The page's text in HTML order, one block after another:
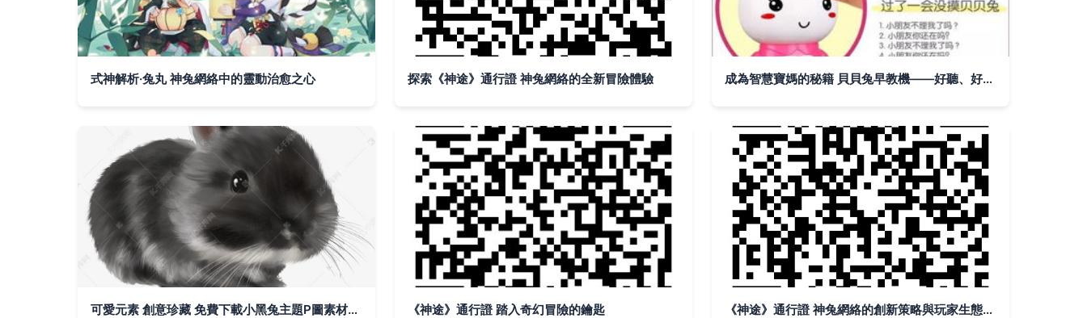
式神解析·兔丸 神兔網絡中的靈動治愈之心 探索《神途》通行證 神兔網絡的全新冒險體驗 成為智慧寶媽的秘籍 貝貝兔早教機——好聽、好玩又益智的哄娃神拐
可愛元素 創意珍藏 免費下載小黑兔主題P圖素材與模板組合 《神途》通行證 踏入奇幻冒險的鑰匙 《神途》通行證 神兔網絡的創新策略與玩家生態構建